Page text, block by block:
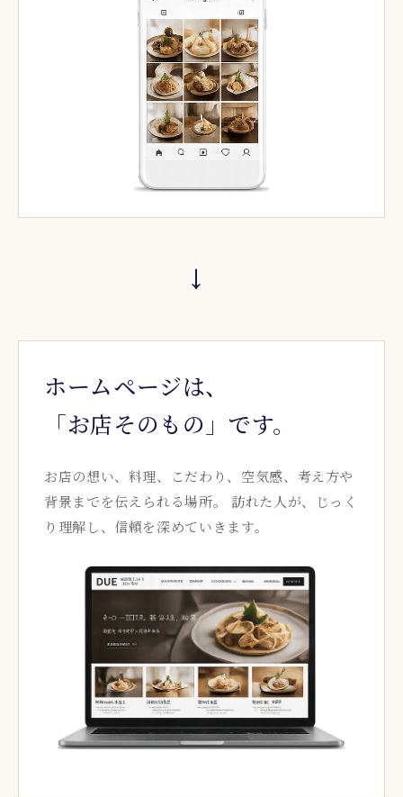
→
ホームページは、
「お店そのもの」です。
お店の想い、料理、こだわり、空気感、考え方や
背景までを伝えられる場所。 訪れた人が、じっく
り理解し、信頼を深めていきます。